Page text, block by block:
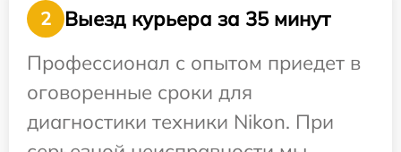
2
Выезд курьера за 35 минут
Профессионал с опытом приедет в
оговоренные сроки для
диагностики техники Nikon. При